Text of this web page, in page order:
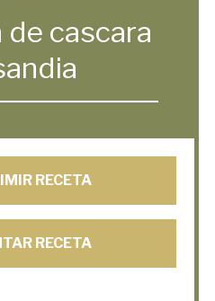
cascara
RECETA
RECETA